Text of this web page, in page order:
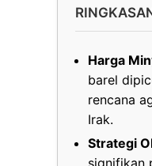
Harga
barel
rencana
Irak.
Strategi
signifikan